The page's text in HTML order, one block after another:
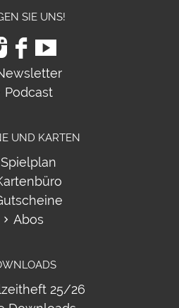
SIE UNS!
Podcast
UND KARTEN
Spielplan
Abos
25/26